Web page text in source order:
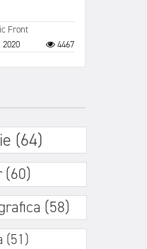
Front
4467
(64)
(60)
(58)
(51)